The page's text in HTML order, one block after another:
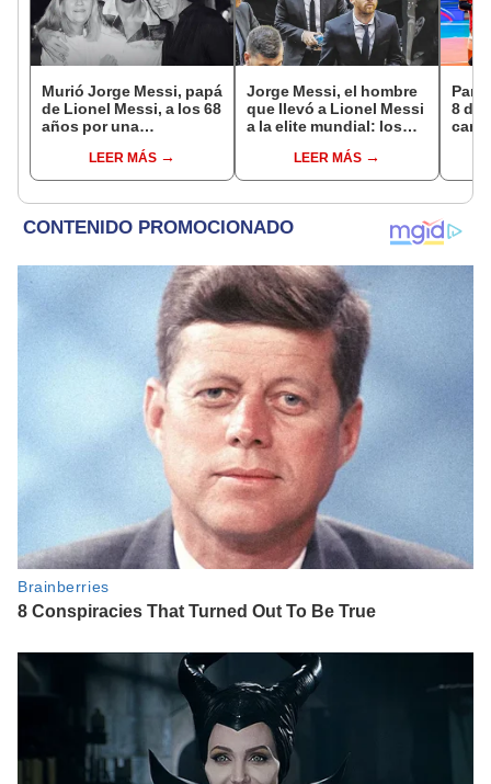
Murió Jorge Messi, papá
de Lionel Messi, a los 68
años por una
LEER MÁS
Jorge Messi, el hombre
que llevó a Lionel Messi
a la elite mundial: los
carrera de su hijo
LEER MÁS
8 de